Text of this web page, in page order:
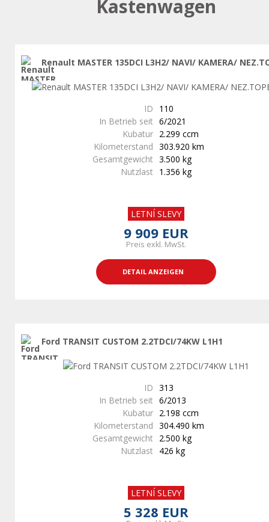
Kastenwagen
Renault MASTER 135DCI L3H2/ NAVI/ KAMERA/
ID
110
In Betrieb seit 6/2021
Kubatur 2.299 ccm
Kilometerstand 303.920 km
Gesamtgewicht 3.500 kg
Nutzlast
1.356 kg
LETNÍ SLEVY
9 909 EUR
Preis exkl. MwSt.
DETAIL ANZEIGEN
Ford TRANSIT CUSTOM 2.2TDCI/74KW L1H1
ID 313
In Betrieb seit 6/2013
Kubatur 2.198 ccm
Kilometerstand 304.490 km
Gesamtgewicht
2.500 kg
Nutzlast
426 kg
LETNÍ SLEVY
5 328 EUR